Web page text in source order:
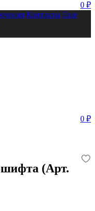
0 ₽
Контакты Еще
0 ₽
(Арт.